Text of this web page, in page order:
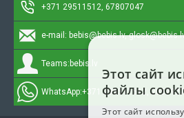
+371 29511512, 67807047
e-mail: bebis@bebis.lv,
Teams: bebis.lv
WhatsApp:+371 295511512,
Этот сайт
файлы
Этот сайт